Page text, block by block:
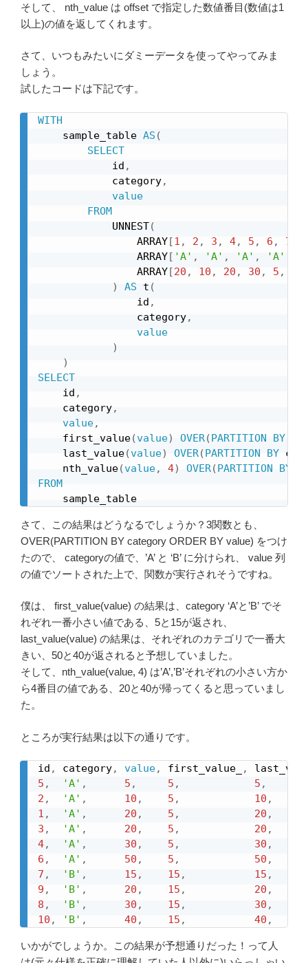
そして、 nth_value は offset で指定した数値番目(数値は1
以上)の値を返してくれます。
さて、いつもみたいにダミーデータを使ってやってみま
しょう。
試したコードは下記です。
WITH
    sample_table
AS (
SELECT
            id
,
            category
,
value
FROM
            UNNEST
(
                ARRAY
[1 , 2 , 3 , 4, 5 , 6 , 7
                ARRAY
[ 'A' , 'A' , 'A' , 'A'
                ARRAY
[20 , 10 , 20 , 30 , 5 ,
)
AS t (
                id
,
                category
,
value
)
)
SELECT
    id
,
    category
,
value,
    first_value
(value) OVER(PARTITION BY
    last_value
(value) OVER(PARTITION BY
    nth_value
(value, 4) OVER(PARTITION BY
FROM
    sample_table
さて、この結果はどうなるでしょうか？3関数とも、
OVER(PARTITION BY category ORDER BY value) をつけ
たので、 categoryの値で、’A’ と ‘B’ に分けられ、 value 列
の値でソートされた上で、関数が実行されそうですね。
僕は、 first_value(value) の結果は、category ‘A’と’B’ でそ
れぞれ一番小さい値である、5と15が返され、
last_value(value) の結果は、それぞれのカテゴリで一番大
きい、50と40が返されると予想していました。
そして、nth_value(value, 4) は’A’,’B’それぞれの小さい方か
ら4番目の値である、20と40が帰ってくると思っていまし
た。
ところが実行結果は以下の通りです。
id , category, value, first_value_ ,
5 , 'A' , 5 , 5 , 5 ,
2 , 'A' , 10 , 5 , 10 ,
1 , 'A' , 20 , 5 , 20 ,
3 , 'A' , 20 , 5 , 20 ,
4, 'A' , 30 , 5 , 30 ,
6 , 'A' , 50 , 5 , 50 ,
7 , 'B' , 15 , 15 , 15 ,
9 , 'B' , 20 , 15 , 20 ,
8 , 'B' , 30 , 15 , 30 ,
10 , 'B' , 40 , 15 , 40 ,
いかがでしょうか。この結果が予想通りだった！って人